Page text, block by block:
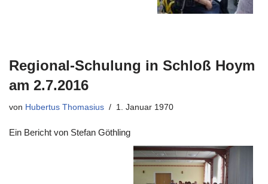
Regional-Schulung in Schloß Hoym
am 2.7.2016
von Hubertus Thomasius 1. Januar 1970
Ein Bericht von Stefan Göthling